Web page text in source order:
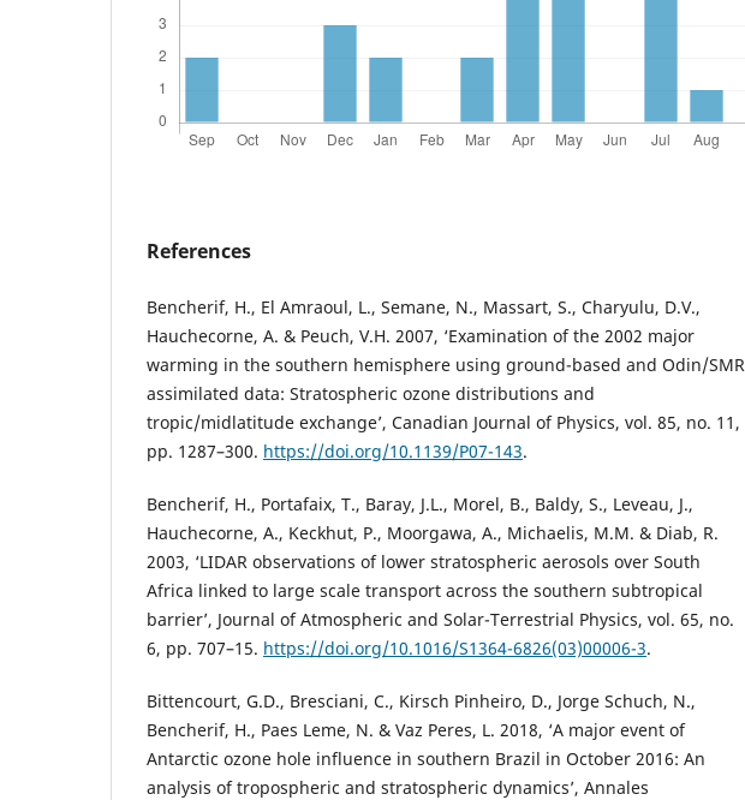
References
Bencherif, H., El Amraoul, L., Semane, N., Massart, S., Charyulu, D.V.,
Hauchecorne, A. & Peuch, V.H. 2007, ‘Examination of the 2002 major
warming in the southern hemisphere using ground-based and Odin/SMR
assimilated data: Stratospheric ozone distributions and
tropic/midlatitude exchange’, Canadian Journal of Physics, vol. 85, no. 11,
pp. 1287–300. https://doi.org/10.1139/P07-143.
Bencherif, H., Portafaix, T., Baray, J.L., Morel, B., Baldy, S., Leveau, J.,
Hauchecorne, A., Keckhut, P., Moorgawa, A., Michaelis, M.M. & Diab, R.
2003, ‘LIDAR observations of lower stratospheric aerosols over South
Africa linked to large scale transport across the southern subtropical
barrier’, Journal of Atmospheric and Solar-Terrestrial Physics, vol. 65, no.
6, pp. 707–15. https://doi.org/10.1016/S1364-6826(03)00006-3.
Bittencourt, G.D., Bresciani, C., Kirsch Pinheiro, D., Jorge Schuch, N.,
Bencherif, H., Paes Leme, N. & Vaz Peres, L. 2018, ‘A major event of
Antarctic ozone hole influence in southern Brazil in October 2016: An
analysis of tropospheric and stratospheric dynamics’, Annales